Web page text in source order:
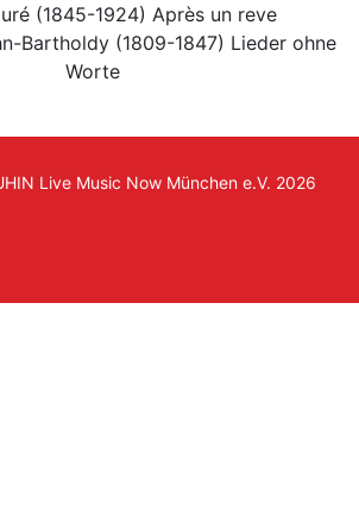
(1845-1924) Après un reve
Bartholdy (1809-1847) Lieder ohne
Worte
Live Music Now München e.V. 2026